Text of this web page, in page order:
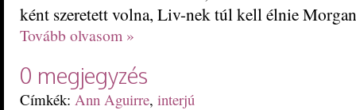
ként szeretett volna, Liv-nek túl kell élnie
Tovább olvasom »
0 megjegyzés
Címkék: Ann Aguirre, interjú